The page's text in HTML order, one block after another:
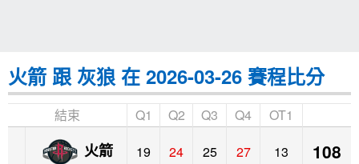
火箭 跟 灰狼 在 2026-03-26 賽程比分
結束 Q1 Q2 Q3 Q4 OT1
火箭 19 24 25 27 13 108